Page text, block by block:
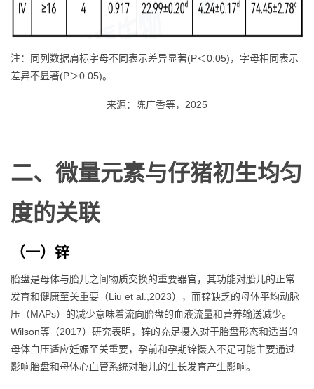
注：同列数据肩标字母不同表示差异显著(P＜0.05)，字母相同表示
差异不显著(P＞0.05)。
来源：陈广香等，2025
二、微量元素与仔猪初生均匀
度的关联
（一）锌
胎盘是母体与胎儿之间物质交换的重要器官，其功能对胎儿的正常
发育和健康至关重要（Liu et al.,2023），而锌缺乏的母体平均动脉
压（MAPs）的减少意味着流向胎盘的血液流量和营养输送减少。
Wilson等（2017）研究表明，锌的充足摄入对于胎盘形态和适当的
母体血压适应妊娠至关重要，孕前和孕期锌摄入不足可能主要通过
影响胎盘和母体心血管系统对胎儿的生长发育产生影响。